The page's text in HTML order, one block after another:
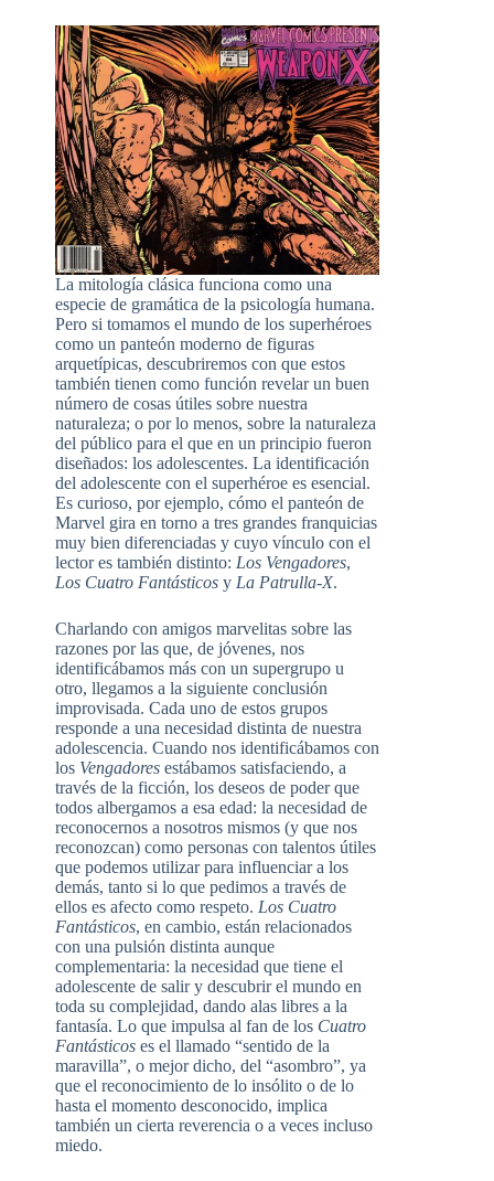
La mitología clásica funciona como una
especie de gramática de la psicología humana.
Pero si tomamos el mundo de los superhéroes
como un panteón moderno de figuras
arquetípicas, descubriremos con que estos
también tienen como función revelar un buen
número de cosas útiles sobre nuestra
naturaleza; o por lo menos, sobre la naturaleza
del público para el que en un principio fueron
diseñados: los adolescentes. La identificación
del adolescente con el superhéroe es esencial.
Es curioso, por ejemplo, cómo el panteón de
Marvel gira en torno a tres grandes franquicias
muy bien diferenciadas y cuyo vínculo con el
lector es también distinto: Los Vengadores,
Los Cuatro Fantásticos y La Patrulla-X.
Charlando con amigos marvelitas sobre las
razones por las que, de jóvenes, nos
identificábamos más con un supergrupo u
otro, llegamos a la siguiente conclusión
improvisada. Cada uno de estos grupos
responde a una necesidad distinta de nuestra
adolescencia. Cuando nos identificábamos con
los Vengadores estábamos satisfaciendo, a
través de la ficción, los deseos de poder que
todos albergamos a esa edad: la necesidad de
reconocernos a nosotros mismos (y que nos
reconozcan) como personas con talentos útiles
que podemos utilizar para influenciar a los
demás, tanto si lo que pedimos a través de
ellos es afecto como respeto. Los Cuatro
Fantásticos, en cambio, están relacionados
con una pulsión distinta aunque
complementaria: la necesidad que tiene el
adolescente de salir y descubrir el mundo en
toda su complejidad, dando alas libres a la
fantasía. Lo que impulsa al fan de los Cuatro
Fantásticos es el llamado “sentido de la
maravilla”, o mejor dicho, del “asombro”, ya
que el reconocimiento de lo insólito o de lo
hasta el momento desconocido, implica
también un cierta reverencia o a veces incluso
miedo.